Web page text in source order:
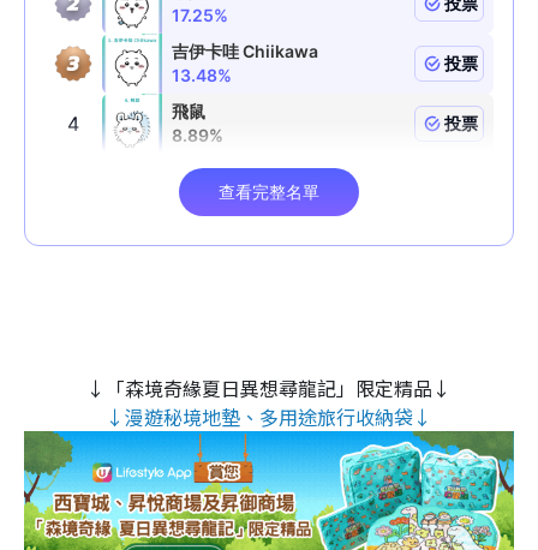
↓「森境奇緣夏日異想尋龍記」限定精品↓
↓漫遊秘境地墊、多用途旅行收納袋↓